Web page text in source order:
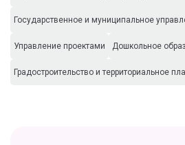
Государственное и муниципальное
Управление проектами Дошкольное
Градостроительство и территориальное